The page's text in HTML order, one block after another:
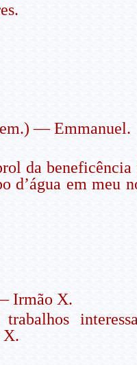
— Emmanuel.
da beneficência
d’água em meu
Irmão X.
X.